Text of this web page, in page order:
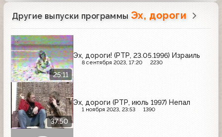
Другие выпуски программы Эх, дороги
25:11
Эх, дороги! (РТР, 23.05.1996) Израиль
8 сентября 2023, 17:20 2230
37:50
Эх, дороги (РТР, июль 1997) Непал
1 ноября 2023, 23:53 1390